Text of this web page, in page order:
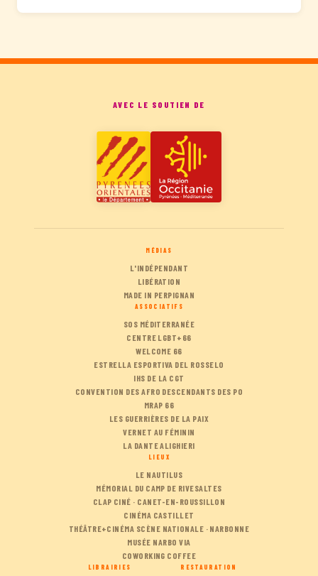
AVEC LE SOUTIEN DE
MÉDIAS
L'INDÉPENDANT
LIBÉRATION
MADE IN PERPIGNAN
ASSOCIATIFS
SOS MÉDITERRANÉE
CENTRE LGBT+66
WELCOME 66
ESTRELLA ESPORTIVA DEL ROSSELO
IHS DE LA CGT
CONVENTION DES AFRO DESCENDANTS DES PO
MRAP 66
LES GUERRIÈRES DE LA PAIX
VERNET AU FÉMININ
LA DANTE ALIGHIERI
LIEUX
LE NAUTILUS
MÉMORIAL DU CAMP DE RIVESALTES
CLAP CINÉ · CANET-EN-ROUSSILLON
CINÉMA CASTILLET
THÉÂTRE+CINÉMA SCÈNE NATIONALE · NARBONNE
MUSÉE NARBO VIA
COWORKING COFFEE
LIBRAIRIES RESTAURATION